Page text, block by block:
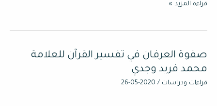
قراءة المزيد »
صفوة العرفان في تفسير القرآن للعلامة
محمد فريد وجدي
قراءات ودراسات /
2020-05-26
صفوة
العرفان
في